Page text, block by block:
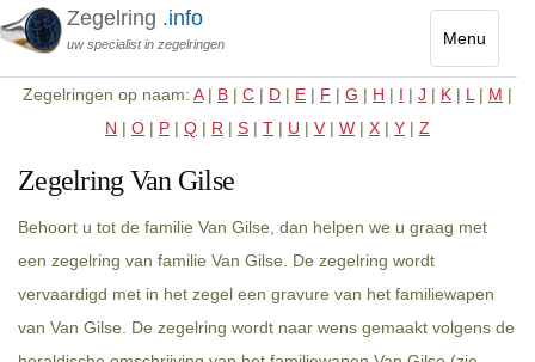
Menu
Toggle
Zegelring .info
uw specialist in zegelringen
Zegelringen op naam: A| B | C | D | E | F | G | H | I | J | K | L | M |
N | O | P | Q | R | S | T | U | V | W | X | Y | Z
Zegelring Van Gilse
Behoort u tot de familie Van Gilse, dan helpen we u graag met
een zegelring van familie Van Gilse. De zegelring wordt
vervaardigd met in het zegel een gravure van het familiewapen
van Van Gilse. De zegelring wordt naar wens gemaakt volgens de